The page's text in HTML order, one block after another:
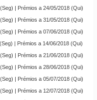
| Prémios a 24/05/2018 (Qui)
| Prémios a 31/05/2018 (Qui)
| Prémios a 07/06/2018 (Qui)
| Prémios a 14/06/2018 (Qui)
| Prémios a 21/06/2018 (Qui)
| Prémios a 28/06/2018 (Qui)
| Prémios a 05/07/2018 (Qui)
| Prémios a 12/07/2018 (Qui)